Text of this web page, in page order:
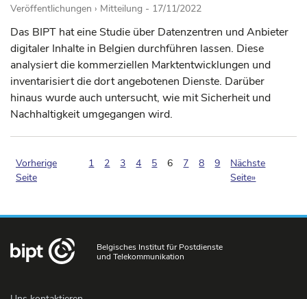
Veröffentlichungen › Mitteilung - 17/11/2022
Das BIPT hat eine Studie über Datenzentren und Anbieter
digitaler Inhalte in Belgien durchführen lassen. Diese
analysiert die kommerziellen Marktentwicklungen und
inventarisiert die dort angebotenen Dienste. Darüber
hinaus wurde auch untersucht, wie mit Sicherheit und
Nachhaltigkeit umgegangen wird.
Vorherige
Seite
1 2 3 4 5 6(pagination.current)
7 8 9
Nächste
Seite»
Belgisches Institut für Postdienste
und Telekommunikation